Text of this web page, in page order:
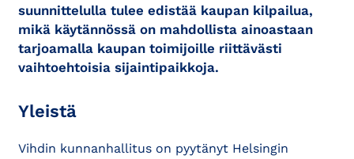
suunnittelulla tulee edistää kaupan kilpailua,
mikä käytännössä on mahdollista ainoastaan
tarjoamalla kaupan toimijoille riittävästi
vaihtoehtoisia sijaintipaikkoja.
Yleistä
Vihdin kunnanhallitus on pyytänyt Helsingin